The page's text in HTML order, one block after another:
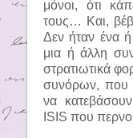
μόνοι, ότι
τους… Και,
Δεν ήταν ένα
μια ή άλλη
στρατιωτικά
συνόρων, που
να
ISIS που